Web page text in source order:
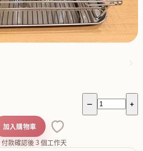
－ +
款確認後 3 個工作天
加入購物車